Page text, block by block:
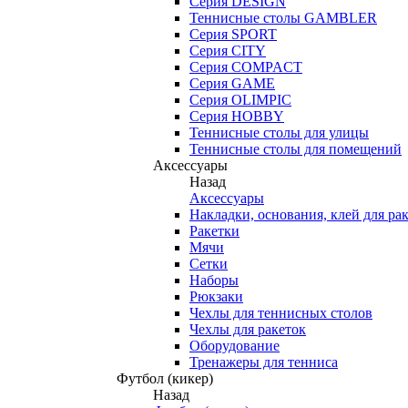
Теннисные столы GAMBLER
Серия SPORT
Серия CITY
Серия COMPACT
Серия GAME
Серия OLIMPIC
Серия HOBBY
Теннисные столы для улицы
Теннисные столы для помещений
Аксессуары
Назад
Аксессуары
Накладки, основания, клей для
Ракетки
Мячи
Сетки
Наборы
Рюкзаки
Чехлы для теннисных столов
Чехлы для ракеток
Оборудование
Тренажеры для тенниса
Футбол (кикер)
Назад